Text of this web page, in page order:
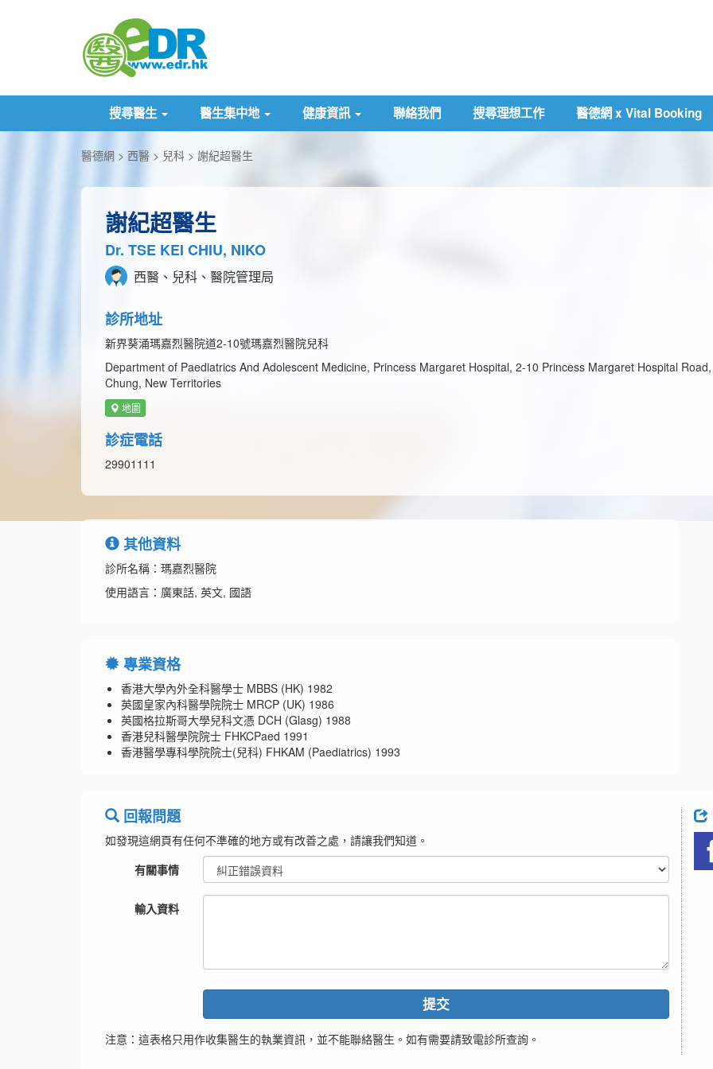
搜尋醫生 醫生集中地 健康資訊 聯絡我們 搜尋理想工作 醫德網 x Vital Booking
醫德網 西醫 兒科 謝紀超醫生
謝紀超醫生
Dr. TSE KEI CHIU, NIKO
西醫、兒科、醫院管理局
診所地址
新界葵涌瑪嘉烈醫院道2-10號瑪嘉烈醫院兒科
Department of Paediatrics And Adolescent Medicine, Princess Margaret Hospital, 2-10 Princess Margaret Hospital
Chung, New Territories
地圖
診症電話
29901111
其他資料
診所名稱：瑪嘉烈醫院
使用語言：廣東話, 英文, 國語
專業資格
香港大學內外全科醫學士 MBBS (HK) 1982
英國皇家內科醫學院院士 MRCP (UK) 1986
英國格拉斯哥大學兒科文憑 DCH (Glasg) 1988
香港兒科醫學院院士 FHKCPaed 1991
香港醫學專科學院院士(兒科) FHKAM (Paediatrics) 1993
回報問題
如發現這網頁有任何不準確的地方或有改善之處，請讓我們知道。
有關事情
輸入資料
提交
注意：這表格只用作收集醫生的執業資訊，並不能聯絡醫生。如有需要請致電診所查詢。